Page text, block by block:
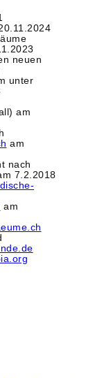
neuen
unter
am
am
nach
7.2.2018
am